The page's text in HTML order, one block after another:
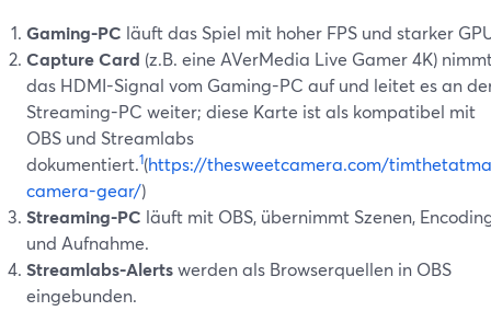
Gaming-PC läuft das Spiel mit hoher FPS und starker
Capture Card (z.B. eine AVerMedia Live Gamer 4K)
das HDMI-Signal vom Gaming-PC auf und leitet es an
Streaming-PC weiter; diese Karte ist als kompatibel mit
OBS und Streamlabs
dokumentiert.1(https://thesweetcamera.com/
camera-gear/)
Streaming-PC läuft mit OBS, übernimmt Szenen,
und Aufnahme.
Streamlabs-Alertswerden als Browserquellen in OBS
eingebunden.